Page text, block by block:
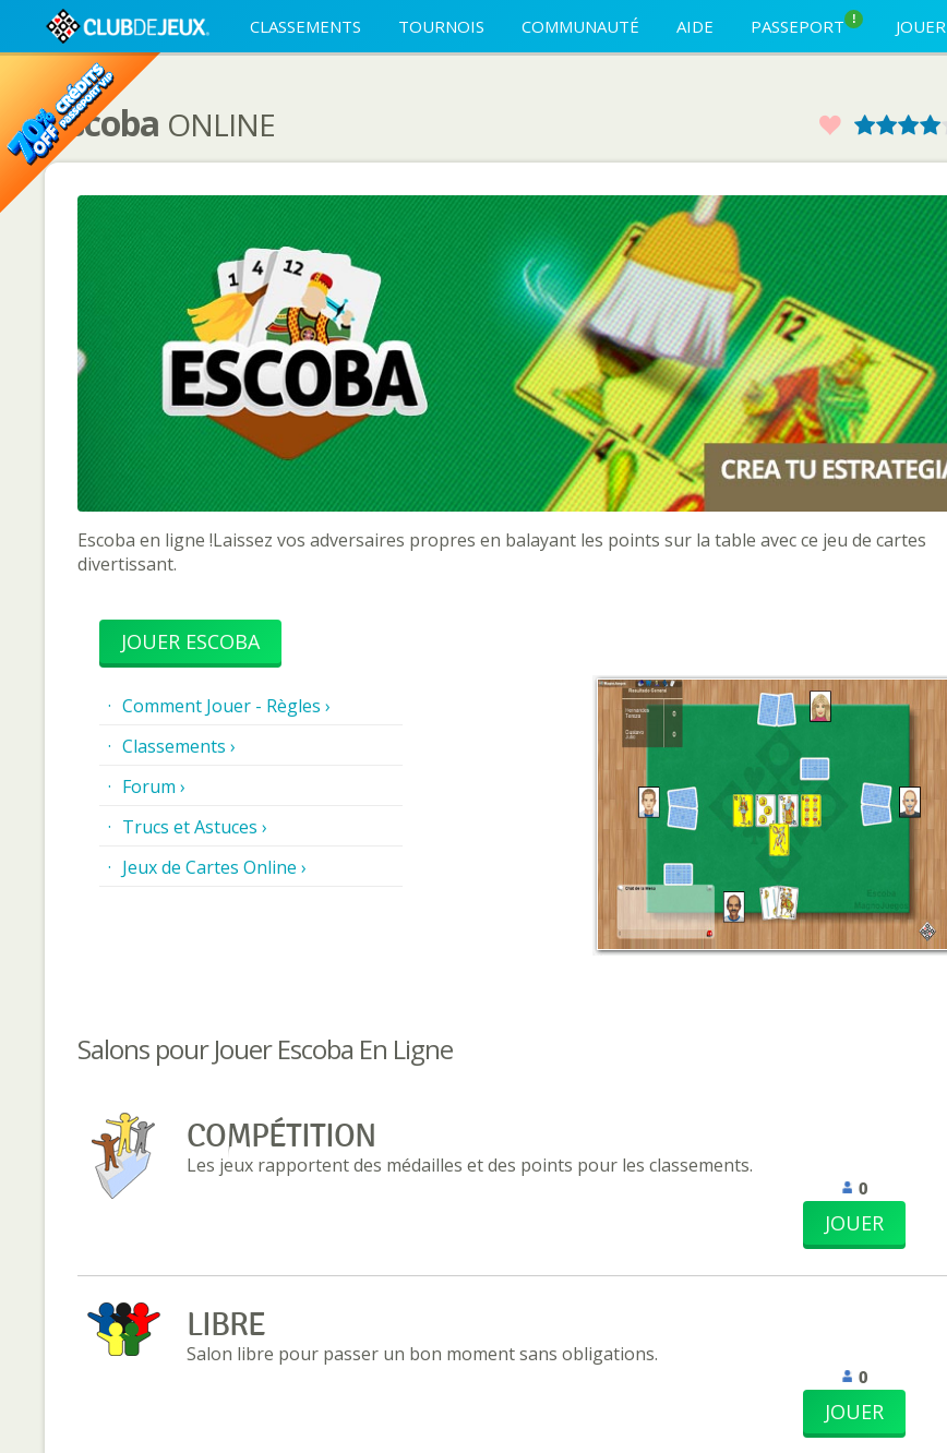
CLASSEMENTS TOURNOIS COMMUNAUTÉ AIDE PASSEPORT ! JOUER
Escoba ONLINE Favoris3
2
1
Escoba en ligne !Laissez vos adversaires propres en balayant les points sur la table avec ce jeu de cartes
divertissant.
JOUER ESCOBA
Comment Jouer - Règles ›
Classements ›
Forum ›
Trucs et Astuces ›
Jeux de Cartes Online ›
Salons pour Jouer Escoba En Ligne
COMPÉTITION
Les jeux rapportent des médailles et des points pour les classements.
0
JOUER
LIBRE
Salon libre pour passer un bon moment sans obligations.
0
JOUER